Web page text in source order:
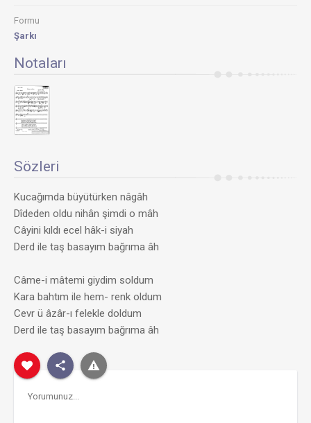
Formu
Şarkı
Notaları
Sözleri
Kucağımda büyütürken nâgâh
Dîdeden oldu nihân şimdi o mâh
Câyini kıldı ecel hâk-i siyah
Derd ile taş basayım bağrıma âh
Câme-i mâtemi giydim soldum
Kara bahtım ile hem- renk oldum
Cevr ü âzâr-ı felekle doldum
Derd ile taş basayım bağrıma âh